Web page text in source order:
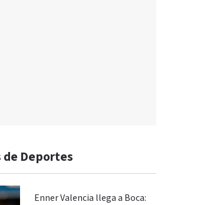
de Deportes
Enner Valencia llega a Boca: